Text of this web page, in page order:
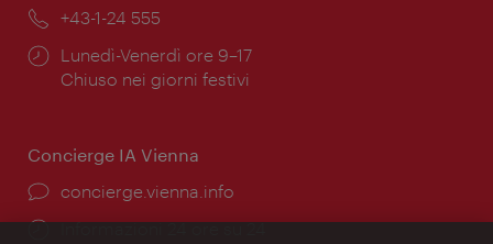
Telefono:
+43-1-24 555
Orari
di
Lunedì-Venerdì ore 9–17
Chiuso nei giorni festivi
Concierge IA Vienna
Ort:
concierge.vienna.info
Öffnungszeiten:
Informazioni 24 ore su 24